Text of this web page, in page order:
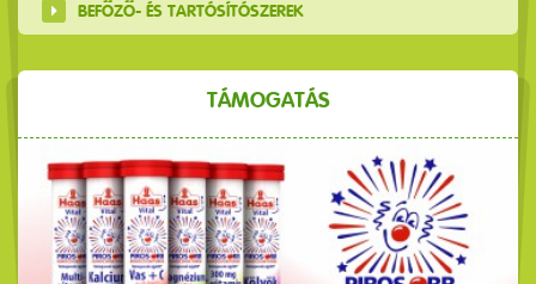
BEFŐZŐ- ÉS TARTÓSÍTÓSZEREK
TÁMOGATÁS